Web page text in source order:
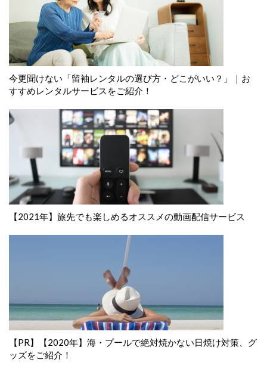
今更聞けない「留袖レンタルの選び方・どこがいい？」｜お
すすめレンタルサービスをご紹介！
【2021年】旅先でも楽しめるオススメの動画配信サービス
【PR】【2020年】海・プールで絶対焼かない日焼け対策、グ
ッズをご紹介！